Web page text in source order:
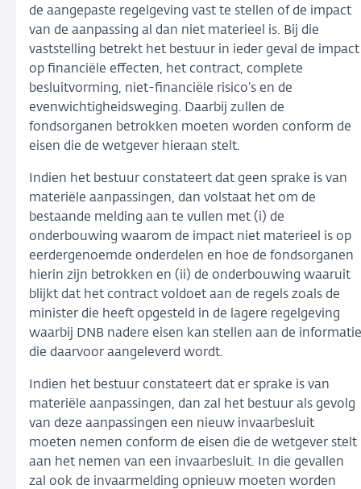
de aangepaste regelgeving vast te stellen of de impact
van de aanpassing al dan niet materieel is. Bij die
vaststelling betrekt het bestuur in ieder geval de impact
op financiële effecten, het contract, complete
besluitvorming, niet-financiële risico’s en de
evenwichtigheidsweging. Daarbij zullen de
fondsorganen betrokken moeten worden conform de
eisen die de wetgever hieraan stelt.
Indien het bestuur constateert dat geen sprake is van
materiële aanpassingen, dan volstaat het om de
bestaande melding aan te vullen met (i) de
onderbouwing waarom de impact niet materieel is op
eerdergenoemde onderdelen en hoe de fondsorganen
hierin zijn betrokken en (ii) de onderbouwing waaruit
blijkt dat het contract voldoet aan de regels zoals de
minister die heeft opgesteld in de lagere regelgeving
waarbij DNB nadere eisen kan stellen aan de informatie
die daarvoor aangeleverd wordt.
Indien het bestuur constateert dat er sprake is van
materiële aanpassingen, dan zal het bestuur als gevolg
van deze aanpassingen een nieuw invaarbesluit
moeten nemen conform de eisen die de wetgever stelt
aan het nemen van een invaarbesluit. In die gevallen
zal ook de invaarmelding opnieuw moeten worden